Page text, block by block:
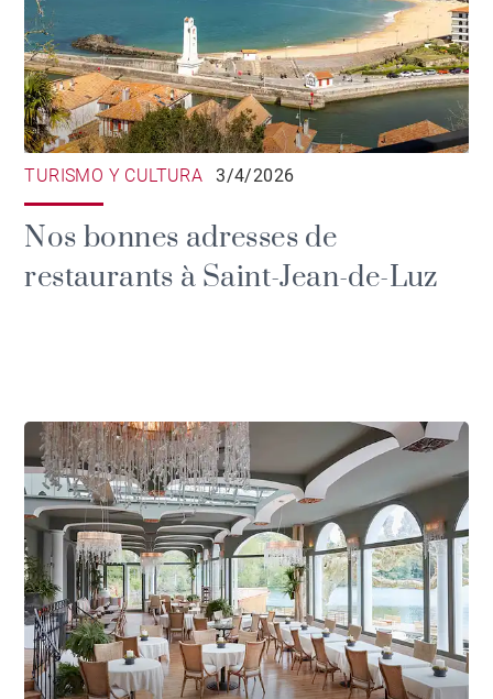
TURISMO Y CULTURA 3/4/2026
Nos bonnes adresses de
restaurants à Saint-Jean-de-Luz